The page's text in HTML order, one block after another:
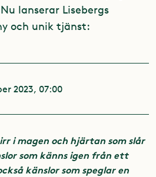
lanserar Lisebergs
och unik tjänst:
2023, 07:00
i magen och hjärtan som slår
som känns igen från ett
känslor som speglar en